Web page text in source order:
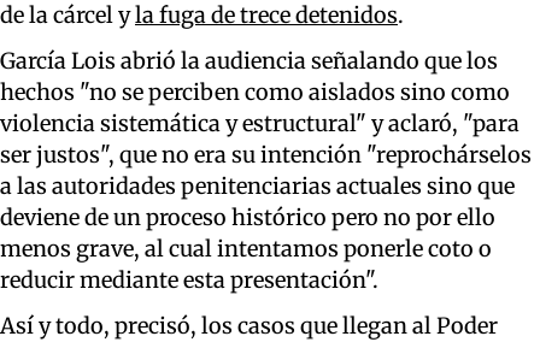
de la cárcel yla fuga de trece detenidos.
García Lois abrió la audiencia señalando que los
hechos "no se perciben como aislados sino como
violencia sistemática y estructural" y aclaró, "para
ser justos", que no era su intención "reprochárselos
a las autoridades penitenciarias actuales sino que
deviene de un proceso histórico pero no por ello
menos grave, al cual intentamos ponerle coto o
reducir mediante esta presentación".
Así y todo, precisó, los casos que llegan al Poder